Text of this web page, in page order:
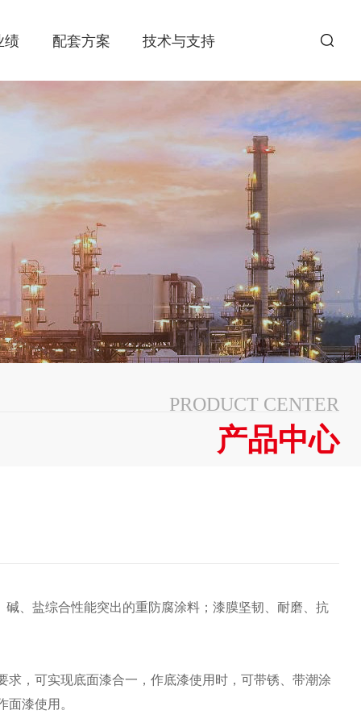
绩 配套方案 技术与支持
PRODUCT CENTER
产品中心
、盐综合性能突出的重防腐涂料；漆膜坚韧、耐磨、抗
，可实现底面漆合一，作底漆使用时，可带锈、带潮涂
漆使用。